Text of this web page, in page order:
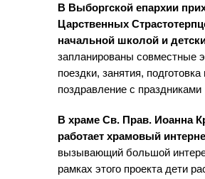
В Выборгской епархии
Царственных
начальной школой и
запланированы совместные
поездки, занятия,
поздравление с
В храме Св. Прав. Иоанна
работает храмовый
вызывающий большой
рамках этого проекта дети